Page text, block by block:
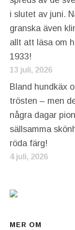
i slutet av juni.
granska även
allt att läsa om
1933!
13 juli, 2026
Bland hundkäx
trösten – men
några dagar
sällsamma
röda färg!
4 juli, 2026
MER OM